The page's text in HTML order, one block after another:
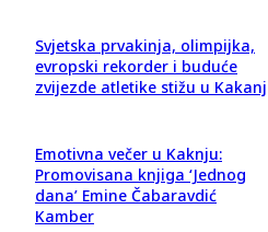
Svjetska prvakinja, olimpijka,
evropski rekorder i buduće
zvijezde atletike stižu u Kakanj
Emotivna večer u Kaknju:
Promovisana knjiga ‘Jednog
dana’ Emine Čabaravdić
Kamber